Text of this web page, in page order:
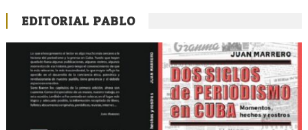
EDITORIAL PABLO